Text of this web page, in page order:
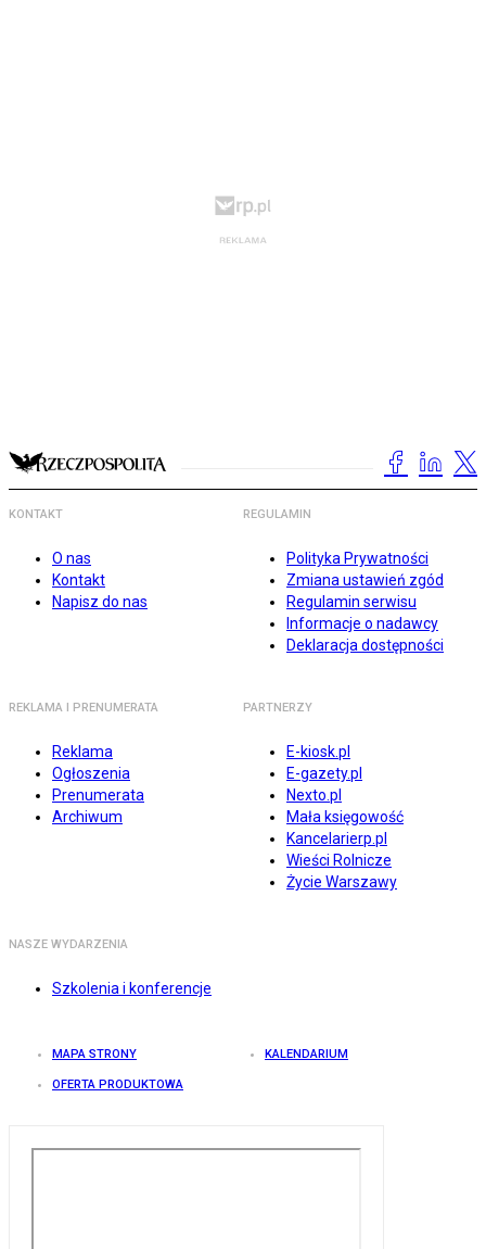
KONTAKT
O nas
Kontakt
Napisz do nas
REGULAMIN
Polityka Prywatności
Zmiana ustawień zgód
Regulamin serwisu
Informacje o nadawcy
Deklaracja dostępności
REKLAMA I PRENUMERATA
Reklama
Ogłoszenia
Prenumerata
Archiwum
PARTNERZY
E-kiosk.pl
E-gazety.pl
Nexto.pl
Mała księgowość
Kancelarierp.pl
Wieści Rolnicze
Życie Warszawy
NASZE WYDARZENIA
Szkolenia i konferencje
MAPA STRONY KALENDARIUM
OFERTA PRODUKTOWA